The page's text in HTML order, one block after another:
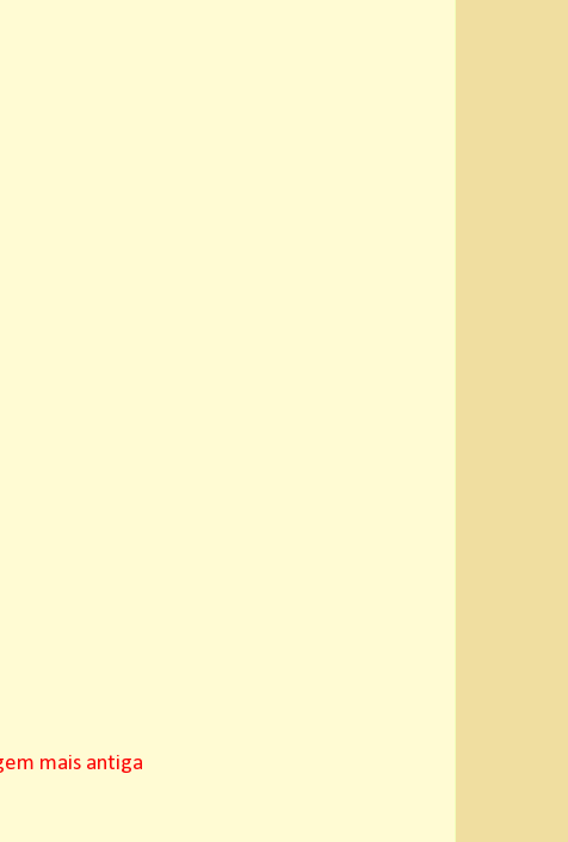
mais antiga